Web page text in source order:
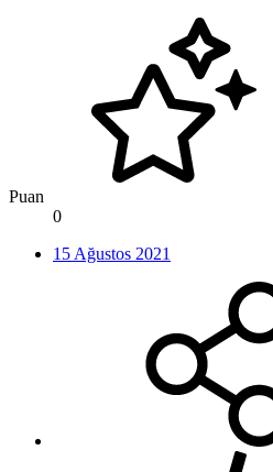
Puan
0
15 Ağustos 2021